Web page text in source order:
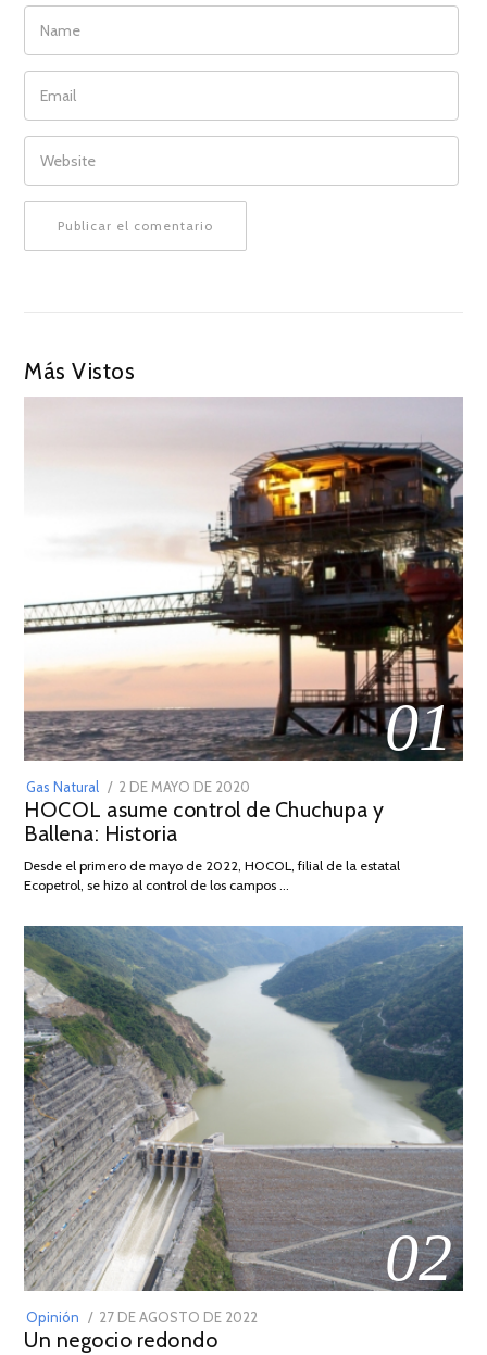
NAME
EMAIL
WEBSITE
Más Vistos
01
Gas Natural
POSTED
ON
2 DE MAYO DE 2020
DE
2026
HOCOL asume control de Chuchupa y
Ballena: Historia
Desde el primero de mayo de 2022, HOCOL, filial de la estatal
Ecopetrol, se hizo al control de los campos …
02
Opinión
POSTED
ON
27 DE AGOSTO DE 2022
Un negocio redondo